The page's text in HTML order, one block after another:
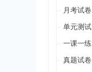
月考试卷
单元测试
一课一练
真题试卷